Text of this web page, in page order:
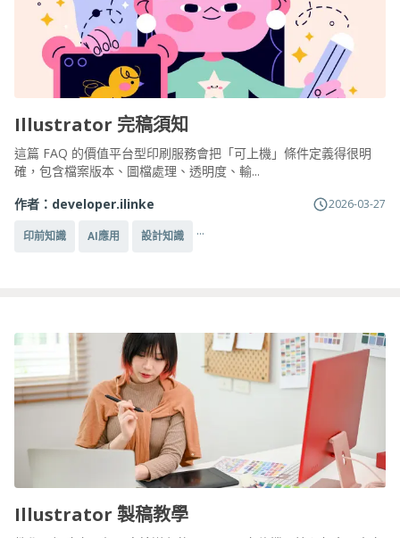
Illustrator 完稿須知
這篇 FAQ 的價值平台型印刷服務會把「可上機」條件定義得很明
確，包含檔案版本、圖檔處理、透明度、輸...
作者： developer.ilinke 2026-03-27
印前知識 AI應用 設計知識 ...
Illustrator 製稿教學